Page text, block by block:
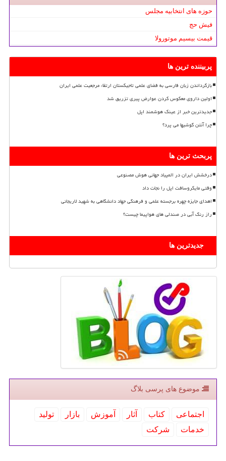
حوزه های انتخابیه مجلس
فیش حج
قیمت بیسیم موتورولا
پربیننده ترین ها
بازگرداندن زبان فارسی به فضای علمی تاجیکستان ارتقاء مرجعیت علمی ایران
اولین داروی معکوس کردن عوارض پیری تزریق شد
جدیدترین خبر از عینک هوشمند اپل
چرا آنتن گوشیها می پرد؟
پربحث ترین ها
درخشش ایران در المپیاد جهانی هوش مصنوعی
وقتی مایکروسافت اپل را نجات داد
اهدای جایزه چهره برجسته علمی و فرهنگی جهاد دانشگاهی به شهید لاریجانی
راز رنگ آبی در صندلی های هواپیما چیست؟
جدیدترین ها
موضوع های پرسی بلاگ
اجتماعی كتاب آثار آموزش بازار
تولید
خدمات
شركت